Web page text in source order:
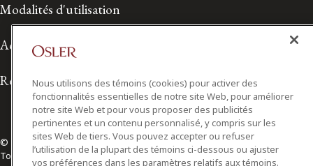
Modalités d'utilisation
Accessibilité
Relations avec les médias
© 2026 Osler, Hoskin & Harcourt S.E.N.C.R.L./s.r.l.
Tous droits réservés
Nous utilisons des témoins (cookies) pour activer des
fonctionnalités essentielles de notre site Web, pour améliorer
notre site Web et pour vous proposer des publicités
pertinentes et un contenu personnalisé, y compris sur les
sites Web de tiers. Vous pouvez accepter ou refuser
l’utilisation de la plupart des témoins ci-dessous ou ajuster
vos préférences dans les paramètres relatifs aux témoins.